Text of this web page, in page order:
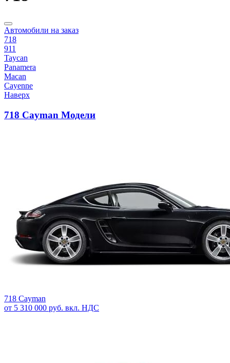
Автомобили на заказ
718
911
Taycan
Panamera
Macan
Cayenne
Наверх
718 Cayman Модели
718 Cayman
от 5 310 000 руб. вкл. НДС